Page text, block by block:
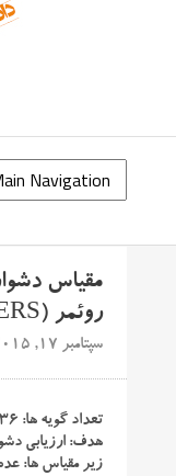
مقیاس
روئمر (DERS)
سپتامبر 17, 2015
تعداد گویه ها: ۳۶
هدف: ارزیابی
زیر مقیاس ها: